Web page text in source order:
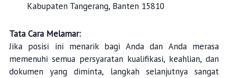
Kabupaten Tangerang, Banten 15810
Tata Cara Melamar:
Jika posisi ini menarik bagi Anda dan Anda merasa
memenuhi semua persyaratan kualifikasi, keahlian, dan
dokumen yang diminta, langkah selanjutnya sangat